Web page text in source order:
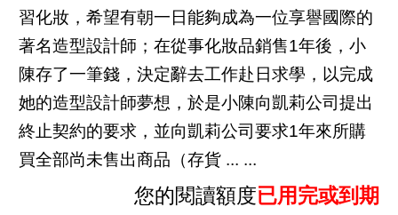
習化妝，希望有朝一日能夠成為一位享譽國際的
著名造型設計師；在從事化妝品銷售1年後，小
陳存了一筆錢，決定辭去工作赴日求學，以完成
她的造型設計師夢想，於是小陳向凱莉公司提出
終止契約的要求，並向凱莉公司要求1年來所購
買全部尚未售出商品（存貨 ... ...
您的閱讀額度已用完或到期